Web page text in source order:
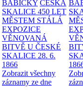
BABIČKY ČESKÁ
SKALICE 450 LET
MĚSTEM STÁLÁ
EXPOZICE
VĚNOVANÁ
BITVĚ U ČESKÉ
SKALICE 28. 6.
1866
Zobrazit všechny
záznamy ze dne